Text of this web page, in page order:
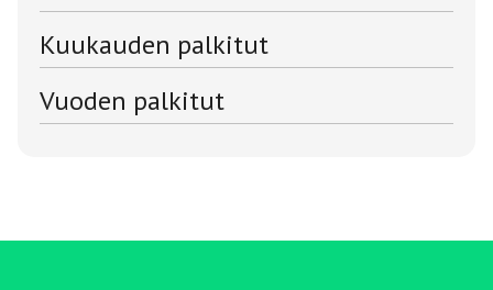
Kuukauden palkitut
Vuoden palkitut